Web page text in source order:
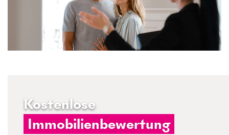
Kostenlose
Immobilienbewertung